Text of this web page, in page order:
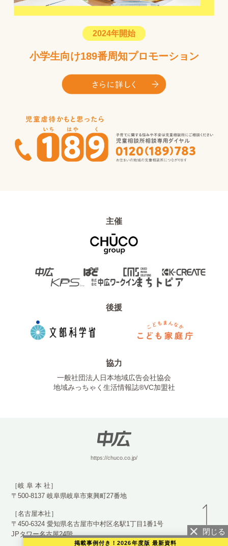
2024年開始
小学生向け189番周知プロモーション
主催
後援
協力
一般社団法人日本地域広告会社協会
地域みっちゃく生活情報誌®VC加盟社
https://chuco.co.jp/
［岐 阜 本 社］
〒500-8137 岐阜県岐阜市東興町27番地
［名古屋本社］
〒450-6324 愛知県名古屋市中村区名駅1丁目1番1号
JPタワー名古屋24階
掲載事例付き！2026年度版 最新資料